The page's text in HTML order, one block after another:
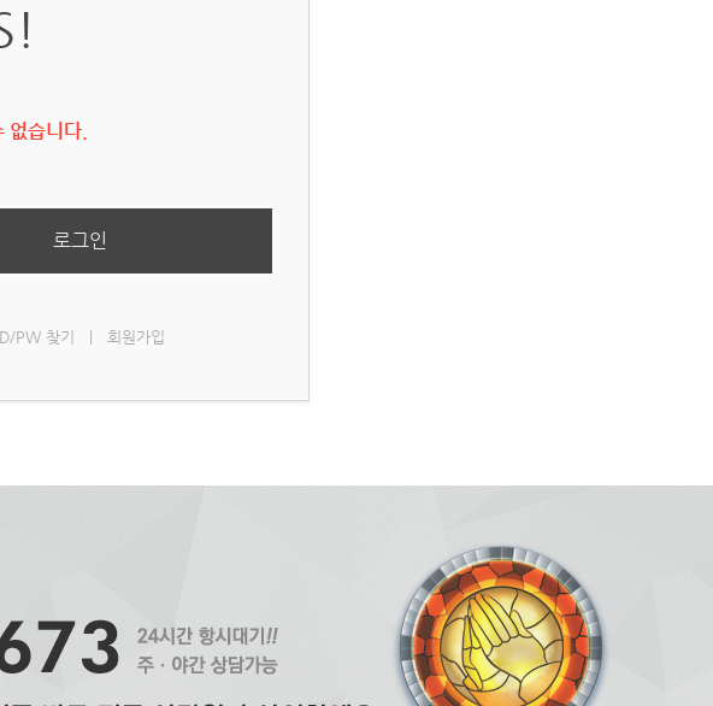
없습니다.
로그인
PW 찾기 회원가입